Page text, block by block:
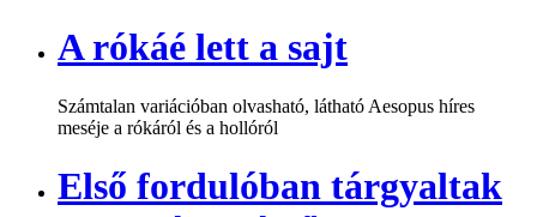
A rókáé lett a sajt
Számtalan variációban olvasható, látható Aesopus híres
meséje a rókáról és a hollóról
Első fordulóban tárgyaltak